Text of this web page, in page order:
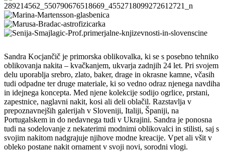
Sandra Kocjančič je primorska oblikovalka, ki se s posebno tehniko
oblikovanja nakita – kvačkanjem, ukvarja zadnjih 24 let. Pri svojem
delu uporablja srebro, zlato, baker, drage in okrasne kamne, včasih
tudi odpadne ter druge materiale, ki so vedno odraz njenega navdiha
in idejnega koncepta. Med njene kolekcije sodijo ogrlice, prstani,
zapestnice, naglavni nakit, kosi ali deli oblačil. Razstavlja v
prepoznavnejših galerijah v Sloveniji, Italiji, Španiji, na
Portugalskem in do nedavnega tudi v Ukrajini. Sandra je ponosna
tudi na sodelovanje z nekaterimi modnimi oblikovalci in stilisti, saj s
svojim nakitom nadgrajuje njihove modne kreacije. Vpet ali všit v
obleko postane nakit ornament v svoji novi, sorodni vlogi.